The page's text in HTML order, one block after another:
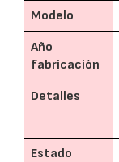
Modelo
Año
fabricación
Detalles
Estado